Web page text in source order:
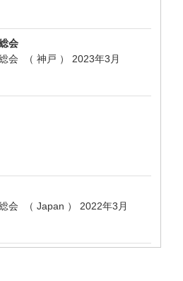
会
会 （ 神戸 ） 2023年3月
会 （ Japan ） 2022年3月